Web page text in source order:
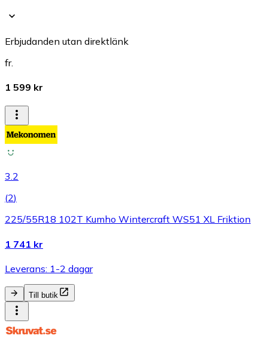
Erbjudanden utan direktlänk
fr.
1 599 kr
3.2
(2)
225/55R18 102T Kumho Wintercraft WS51 XL Friktion
1 741 kr
Leverans: 1-2 dagar
Till butik